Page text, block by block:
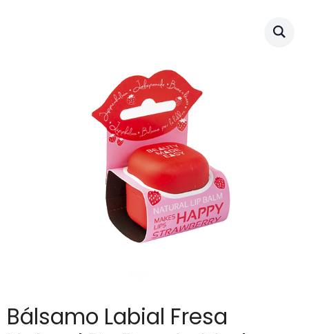
Bálsamo Labial Fresa